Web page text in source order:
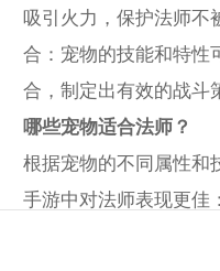
吸引火力，保护法师不
合：宠物的技能和特性
合，制定出有效的战斗
哪些宠物适合法师？
根据宠物的不同属性和
手游中对法师表现更佳：
火系宠物：如火焰狮、